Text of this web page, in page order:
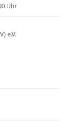
Uhr
e.V.